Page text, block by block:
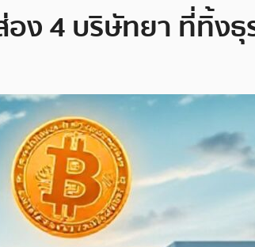
อง 4 บริษัทยา ที่ทิ้